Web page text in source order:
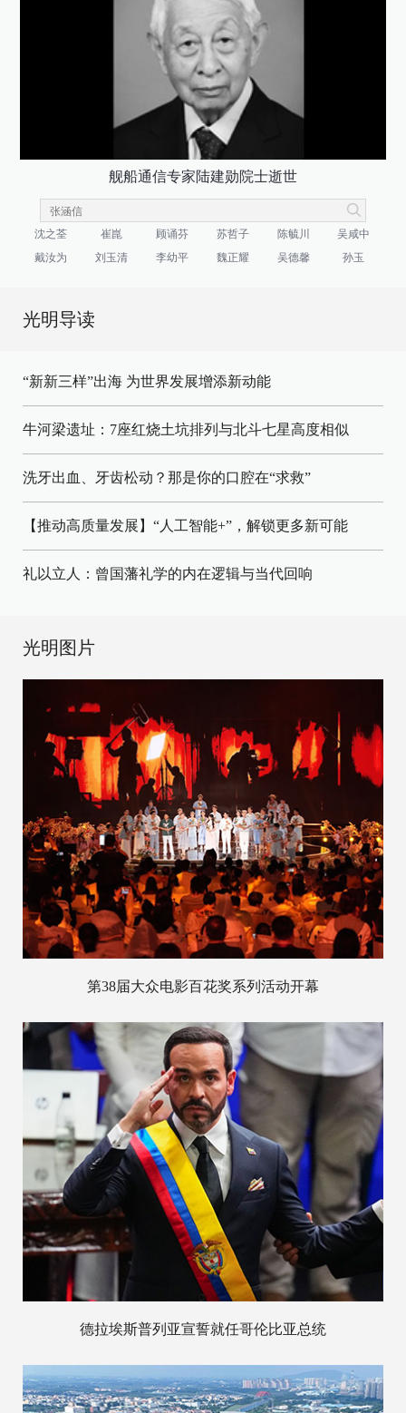
舰船通信专家陆建勋院士逝世
沈之荃 崔崑 顾诵芬 苏哲子 陈毓川
吴咸中
戴汝为
刘玉清 李幼平 魏正耀 吴德馨 孙玉
光明导读
“新新三样”出海 为世界发展增添新动能
牛河梁遗址：7座红烧土坑排列与北斗七星高度相似
洗牙出血、牙齿松动？那是你的口腔在“求救”
【推动高质量发展】“人工智能+”，解锁更多新可能
礼以立人：曾国藩礼学的内在逻辑与当代回响
光明图片
第38届大众电影百花奖系列活动开幕
德拉埃斯普列亚宣誓就任哥伦比亚总统